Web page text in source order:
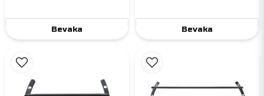
Bevaka Bevaka